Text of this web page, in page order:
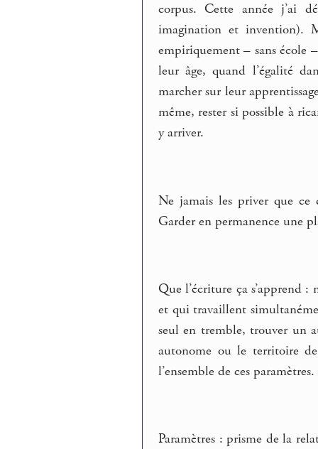
corpus. Cette année j’ai
imagination et invention).
empiriquement – sans école
leur âge, quand l’égalité
marcher sur leur
même, rester si possible à
y arriver.
Ne jamais les priver que ce
Garder en permanence une
Que l’écriture ça s’apprend
et qui travaillent
seul en tremble, trouver un
autonome ou le territoire
l’ensemble de ces paramètres.
Paramètres : prisme de la